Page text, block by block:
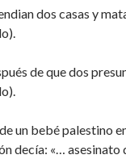
dos casas y
de que dos
un bebé palestino
decía: «… asesinato